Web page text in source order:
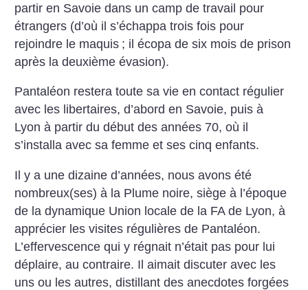
partir en Savoie dans un camp de travail pour
étrangers (d’où il s’échappa trois fois pour
rejoindre le maquis ; il écopa de six mois de prison
après la deuxième évasion).
Pantaléon restera toute sa vie en contact régulier
avec les libertaires, d’abord en Savoie, puis à
Lyon à partir du début des années 70, où il
s’installa avec sa femme et ses cinq enfants.
Il y a une dizaine d’années, nous avons été
nombreux(ses) à la Plume noire, siège à l’époque
de la dynamique Union locale de la FA de Lyon, à
apprécier les visites régulières de Pantaléon.
L’effervescence qui y régnait n’était pas pour lui
déplaire, au contraire. Il aimait discuter avec les
uns ou les autres, distillant des anecdotes forgées